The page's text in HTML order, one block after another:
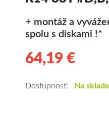
+ montáž a
spolu s diskami !*
64,19 €
Dostupnosť: Na sklade